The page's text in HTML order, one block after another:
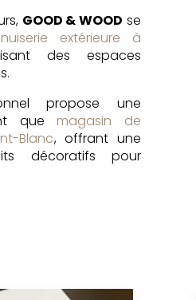
GOOD & WOOD se
extérieure à
des espaces
propose une
que magasin de
Blanc, offrant une
décoratifs pour